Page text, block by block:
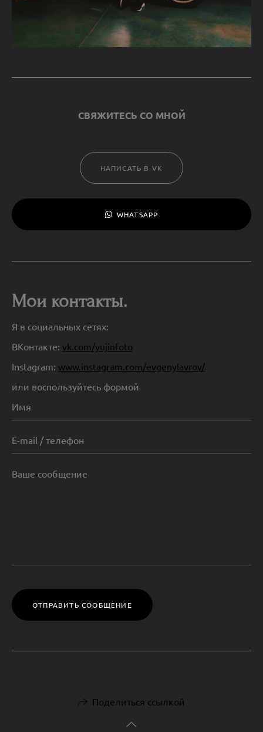
СВЯЖИТЕСЬ СО МНОЙ
НАПИСАТЬ В VK
WHATSAPP
Мои контакты.
Я в социальных сетях:
ВКонтакте: vk.com/yujinfoto
Instagram: www.instagram.com/evgenylavrov/
или воспользуйтесь формой
ОТПРАВИТЬ СООБЩЕНИЕ
Поделиться ссылкой